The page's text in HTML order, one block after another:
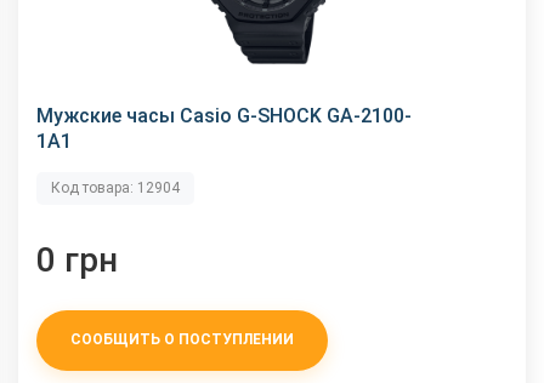
Мужские часы Casio G-SHOCK GA-2100-
1A1
Код товара: 12904
0 грн
СООБЩИТЬ О ПОСТУПЛЕНИИ